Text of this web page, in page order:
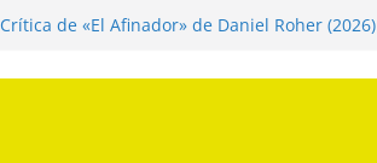
Crítica de «El Afinador» de Daniel Roher (2026)